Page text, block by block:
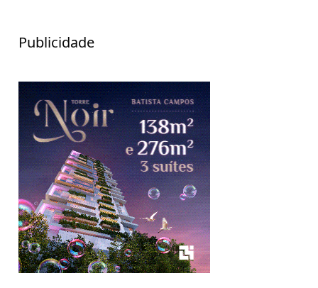
Publicidade